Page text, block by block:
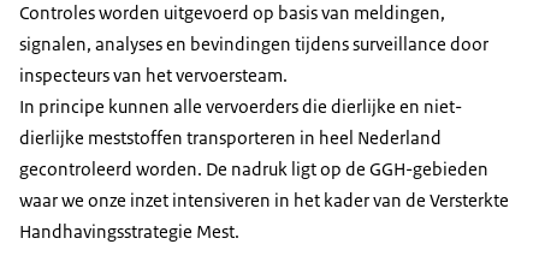
Controles worden uitgevoerd op basis van meldingen,
signalen, analyses en bevindingen tijdens surveillance door
inspecteurs van het vervoersteam.
In principe kunnen alle vervoerders die dierlijke en niet-
dierlijke meststoffen transporteren in heel Nederland
gecontroleerd worden. De nadruk ligt op de GGH-gebieden
waar we onze inzet intensiveren in het kader van de Versterkte
Handhavingsstrategie Mest.